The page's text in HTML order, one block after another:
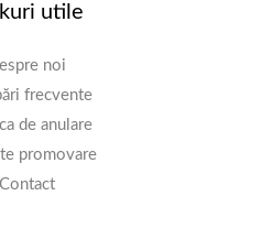
utile
noi
frecvente
de anulare
promovare
Contact